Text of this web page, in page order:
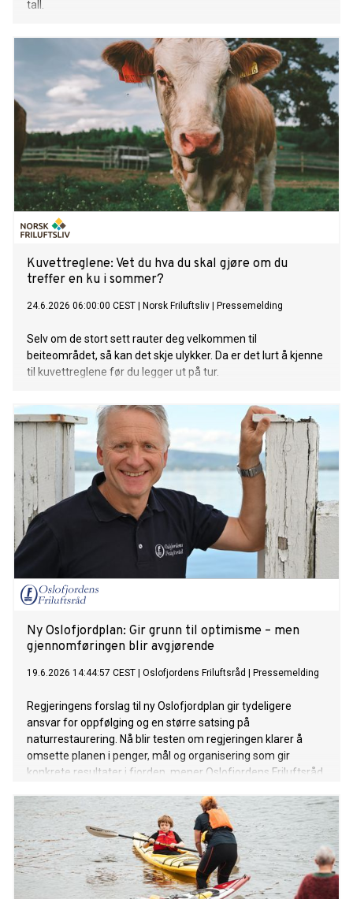
tall.
Kuvettreglene: Vet du hva du skal gjøre om du
treffer en ku i sommer?
24.6.2026 06:00:00 CEST Norsk Friluftsliv Pressemelding
Selv om de stort sett rauter deg velkommen til
beiteområdet, så kan det skje ulykker. Da er det lurt å kjenne
til kuvettreglene før du legger ut på tur.
Ny Oslofjordplan: Gir grunn til optimisme – men
gjennomføringen blir avgjørende
19.6.2026 14:44:57 CEST Oslofjordens Friluftsråd Pressemelding
Regjeringens forslag til ny Oslofjordplan gir tydeligere
ansvar for oppfølging og en større satsing på
naturrestaurering. Nå blir testen om regjeringen klarer å
omsette planen i penger, mål og organisering som gir
konkrete resultater i fjorden, mener Oslofjordens Friluftsråd.